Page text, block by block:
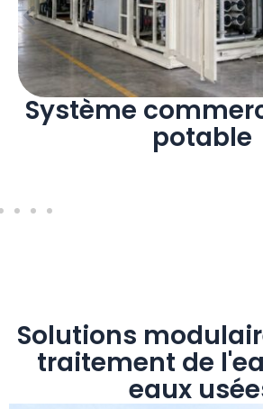
Usine de
potable
Solutions
traitement de
eaux